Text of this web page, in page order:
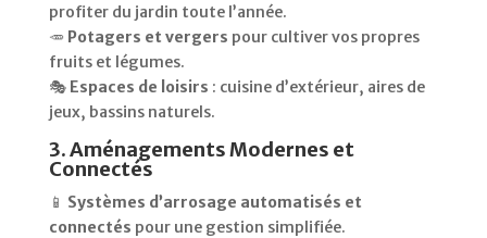
profiter du jardin toute l’année.
🥕 Potagers et vergers pour cultiver vos propres
fruits et légumes.
🎭 Espaces de loisirs : cuisine d’extérieur, aires de
jeux, bassins naturels.
3. Aménagements Modernes et
Connectés
📱 Systèmes d’arrosage automatisés et
connectés pour une gestion simplifiée.